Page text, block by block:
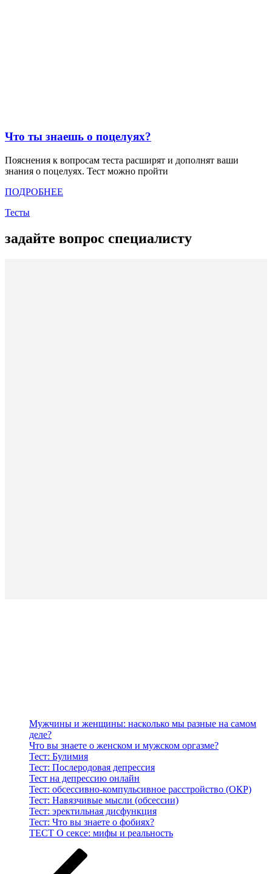
Что ты знаешь о поцелуях?
Пояснения к вопросам теста расширят и дополнят ваши
знания о поцелуях. Тест можно пройти
ПОДРОБНЕЕ
Тесты
задайте вопрос специалисту
Мужчины и женщины: насколько мы разные на самом
деле?
Что вы знаете о женском и мужском оргазме?
Тест: Булимия
Тест: Послеродовая депрессия
Тест на депрессию онлайн
Тест: обсессивно-компульсивное расстройство (ОКР)
Тест: Навязчивые мысли (обсессии)
Тест: эректильная дисфункция
Тест: Что вы знаете о фобиях?
ТЕСТ О сексе: мифы и реальность
Навигация